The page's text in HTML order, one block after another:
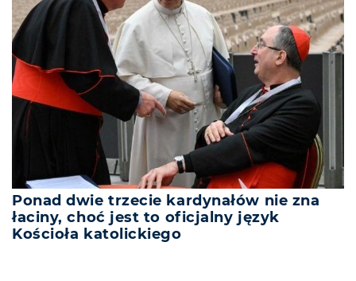
Ponad dwie trzecie kardynałów nie zna
łaciny, choć jest to oficjalny język
Kościoła katolickiego